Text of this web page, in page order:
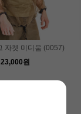
자켓 미디움 (0057)
23,000원